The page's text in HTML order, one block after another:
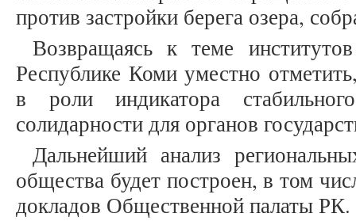
против застройки берега озера,
Возвращаясь к теме
Республике Коми уместно
в роли индикатора
солидарности для органов
Дальнейший анализ
общества будет построен, в том
докладов Общественной палаты РК.